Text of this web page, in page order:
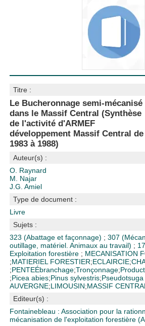
Titre :
Le Bucheronnage semi-mécanisé
dans le Massif Central (Synthèse
de l'activité d'ARMEF
développement Massif Central de
1983 à 1988)
Auteur(s) :
O. Raynard
M. Najar
J.G. Amiel
Type de document :
Livre
Sujets :
323 (Abattage et façonnage) ;307
outillage, matériel. Animaux au travail) ;
Exploitation forestière ; MECANISATION
;MATIERIEL FORESTIER;ECLAIRCIE;
;PENTEÉbranchage;Tronçonnage;
;Picea abies;Pinus sylvestris;
AUVERGNE;LIMOUSIN;MASSIF CENTRAL
Editeur(s) :
Fontainebleau : Association pour la
mécanisation de l'exploitation forestière